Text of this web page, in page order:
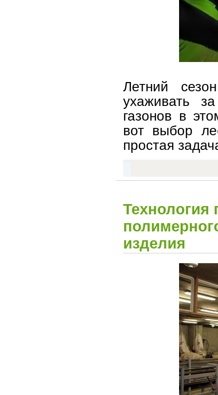
Летний
ухаживать
газонов в
вот выбор
простая
Технология
изделия